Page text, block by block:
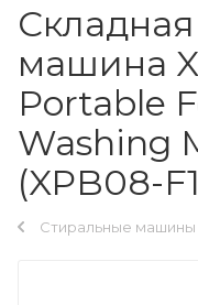
машина
Portable
Washing
(XPB08-
Стиральные машины